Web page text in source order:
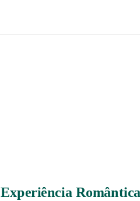
Experiência Romântica